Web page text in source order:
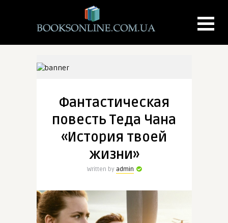
Фантастическая
повесть Теда Чана
«История твоей
жизни»
Written by admin